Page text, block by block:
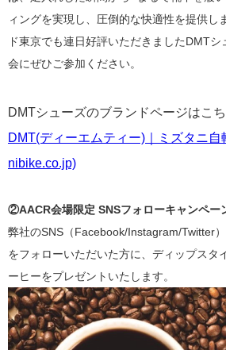
ィングを実現し、圧倒的な快適性を提供し
ド東京でも連日好評いただきましたDMT
会にぜひご参加ください。
DMTシューズのブランドページはこ
DMT(ディーエムティー)｜ミズタニ
nibike.co.jp)
②AACR会場限定 SNSフォローキャンペー
弊社のSNS（Facebook/Instagram/Twitter
をフォローいただいた方に、ディップスタ
ーヒーをプレゼントいたします。